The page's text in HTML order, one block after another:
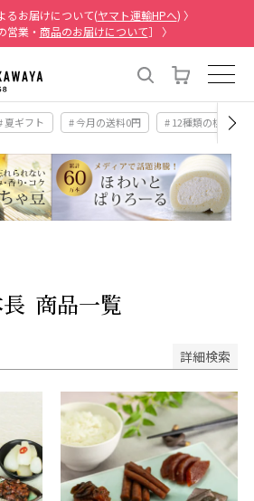
るお届けについて(ヤマト運輸HPへ) 〉
営業・ 商品のお届けについて］ 〉
夏ギフト # 今月の送料0円 # 12種類の桃
商品一覧
詳細検索